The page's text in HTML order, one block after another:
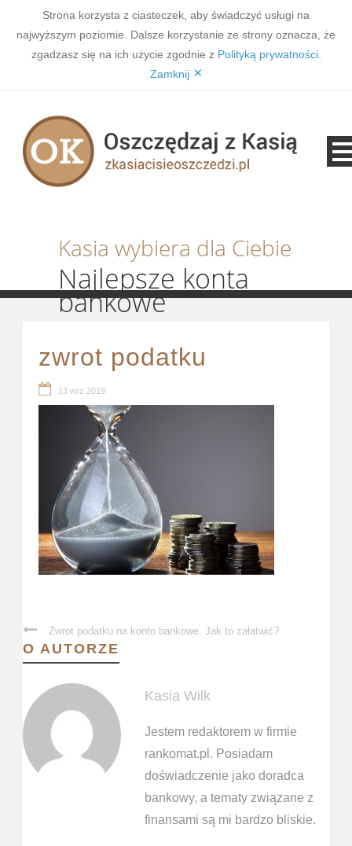
Strona korzysta z ciasteczek, aby świadczyć usługi na
najwyższym poziomie. Dalsze korzystanie ze strony oznacza, że
zgadzasz się na ich użycie zgodnie z Polityką prywatności.
Zamknij ×
Kasia wybiera dla Ciebie
Najlepsze konta
bankowe
zwrot podatku
13 wrz 2019
Zwrot podatku na konto bankowe. Jak to załatwić?
O AUTORZE
Kasia Wilk
Jestem redaktorem w firmie
rankomat.pl. Posiadam
doświadczenie jako doradca
bankowy, a tematy związane z
finansami są mi bardzo bliskie.